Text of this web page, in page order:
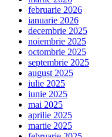
februarie 2026
ianuarie 2026
decembrie 2025
noiembrie 2025
octombrie 2025
septembrie 2025
august 2025
iulie 2025
iunie 2025
mai 2025
aprilie 2025
martie 2025